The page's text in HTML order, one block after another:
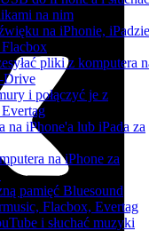
na nim
na iPhonie, iPadzie
pliki z komputera
Drive
i połączyć je z
na iPhone'a lub iPada za
na iPhone za
pamięć Bluesound
Flacbox, Evertag
i słuchać muzyki